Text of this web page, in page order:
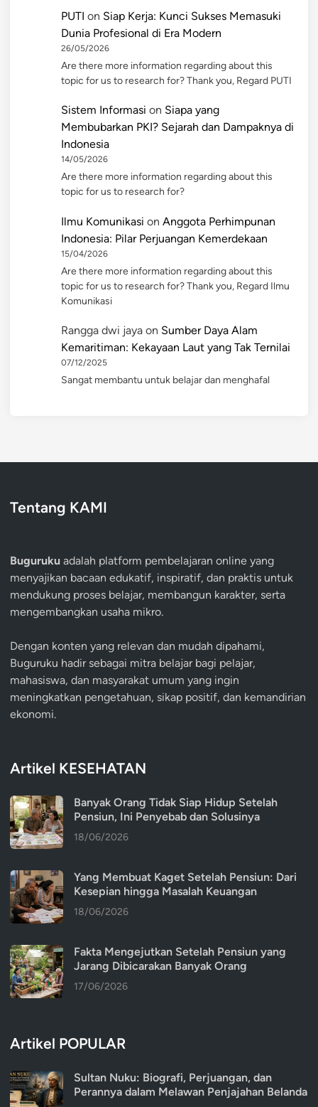
PUTI on Siap Kerja: Kunci Sukses Memasuki
Dunia Profesional di Era Modern
26/05/2026
Are there more information regarding about this
topic for us to research for? Thank you, Regard PUTI
Sistem Informasi on Siapa yang
Membubarkan PKI? Sejarah dan Dampaknya di
Indonesia
14/05/2026
Are there more information regarding about this
topic for us to research for?
Ilmu Komunikasi on Anggota Perhimpunan
Indonesia: Pilar Perjuangan Kemerdekaan
15/04/2026
Are there more information regarding about this
topic for us to research for? Thank you, Regard Ilmu
Komunikasi
Rangga dwi jaya on Sumber Daya Alam
Kemaritiman: Kekayaan Laut yang Tak Ternilai
07/12/2025
Sangat membantu untuk belajar dan menghafal
Tentang KAMI
Buguruku adalah platform pembelajaran online yang
menyajikan bacaan edukatif, inspiratif, dan praktis untuk
mendukung proses belajar, membangun karakter, serta
mengembangkan usaha mikro.
Dengan konten yang relevan dan mudah dipahami,
Buguruku hadir sebagai mitra belajar bagi pelajar,
mahasiswa, dan masyarakat umum yang ingin
meningkatkan pengetahuan, sikap positif, dan kemandirian
ekonomi.
Artikel KESEHATAN
Banyak Orang Tidak Siap Hidup Setelah
Pensiun, Ini Penyebab dan Solusinya
18/06/2026
Yang Membuat Kaget Setelah Pensiun: Dari
Kesepian hingga Masalah Keuangan
18/06/2026
Fakta Mengejutkan Setelah Pensiun yang
Jarang Dibicarakan Banyak Orang
17/06/2026
Artikel POPULAR
Sultan Nuku: Biografi, Perjuangan, dan
Perannya dalam Melawan Penjajahan Belanda